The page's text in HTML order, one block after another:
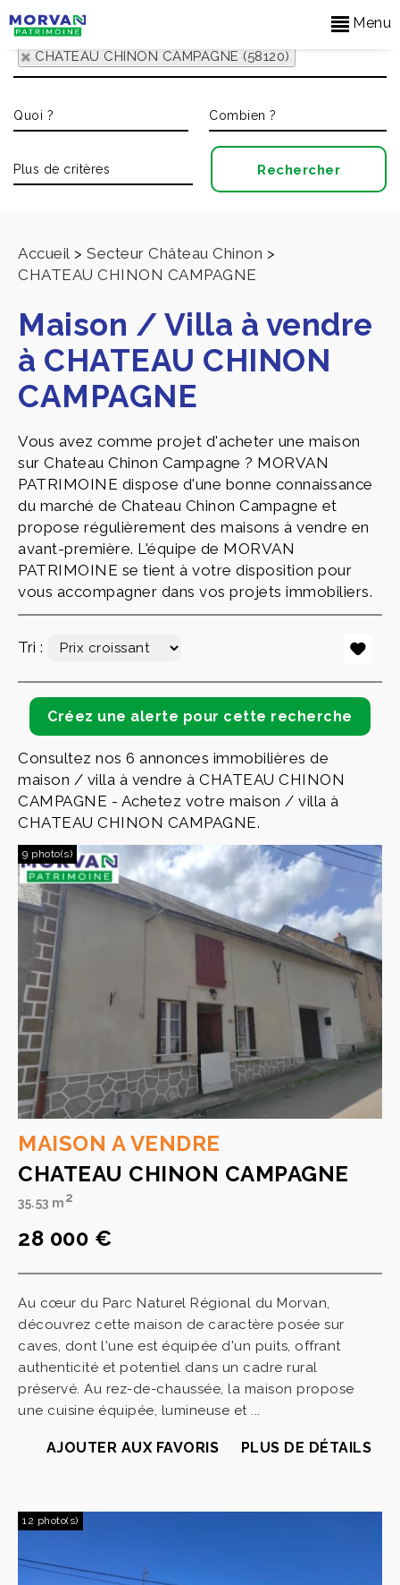
Menu
CHATEAU CHINON CAMPAGNE (58120)
Accueil > Secteur Château Chinon >
CHATEAU CHINON CAMPAGNE
Maison / Villa à vendre
à CHATEAU CHINON
CAMPAGNE
Vous avez comme projet d'acheter une maison
sur Chateau Chinon Campagne ? MORVAN
PATRIMOINE dispose d'une bonne connaissance
du marché de Chateau Chinon Campagne et
propose régulièrement des maisons à vendre en
avant-première. L'équipe de MORVAN
PATRIMOINE se tient à votre disposition pour
vous accompagner dans vos projets immobiliers.
Tri :
Consultez nos 6 annonces immobilières de
maison / villa à vendre à CHATEAU CHINON
CAMPAGNE - Achetez votre maison / villa à
CHATEAU CHINON CAMPAGNE.
9 photo(s)
MAISON A VENDRE
CHATEAU CHINON CAMPAGNE
35.53 m2
28 000 €
Au cœur du Parc Naturel Régional du Morvan,
découvrez cette maison de caractère posée sur
caves, dont l'une est équipée d'un puits, offrant
authenticité et potentiel dans un cadre rural
préservé. Au rez-de-chaussée, la maison propose
une cuisine équipée, lumineuse et ...
AJOUTER AUX FAVORIS PLUS DE DÉTAILS
12 photo(s)